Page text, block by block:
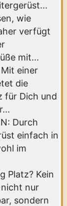
wie
verfügt
mit...
Mit einer
die
für Dich und
Durch
einfach in
im
Platz? Kein
nur
sondern